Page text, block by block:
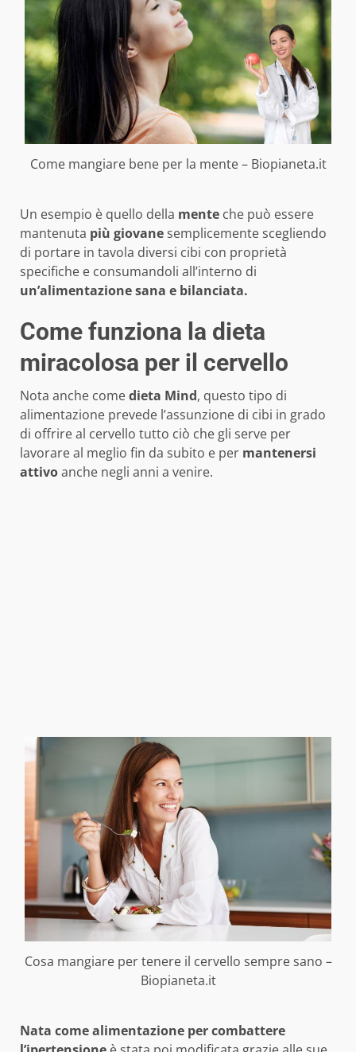
Come mangiare bene per la mente – Biopianeta.it
Un esempio è quello della mente che può essere
mantenuta più giovanesemplicemente scegliendo
di portare in tavola diversi cibi con proprietà
specifiche e consumandoli all’interno di
un’alimentazione sana e bilanciata.
Come funziona la dieta
miracolosa per il cervello
Nota anche comedieta Mind, questo tipo di
alimentazione prevede l’assunzione di cibi in grado
di offrire al cervello tutto ciò che gli serve per
lavorare al meglio fin da subito e per mantenersi
attivoanche negli anni a venire.
Cosa mangiare per tenere il cervello sempre sano –
Biopianeta.it
Nata come alimentazione per combattere